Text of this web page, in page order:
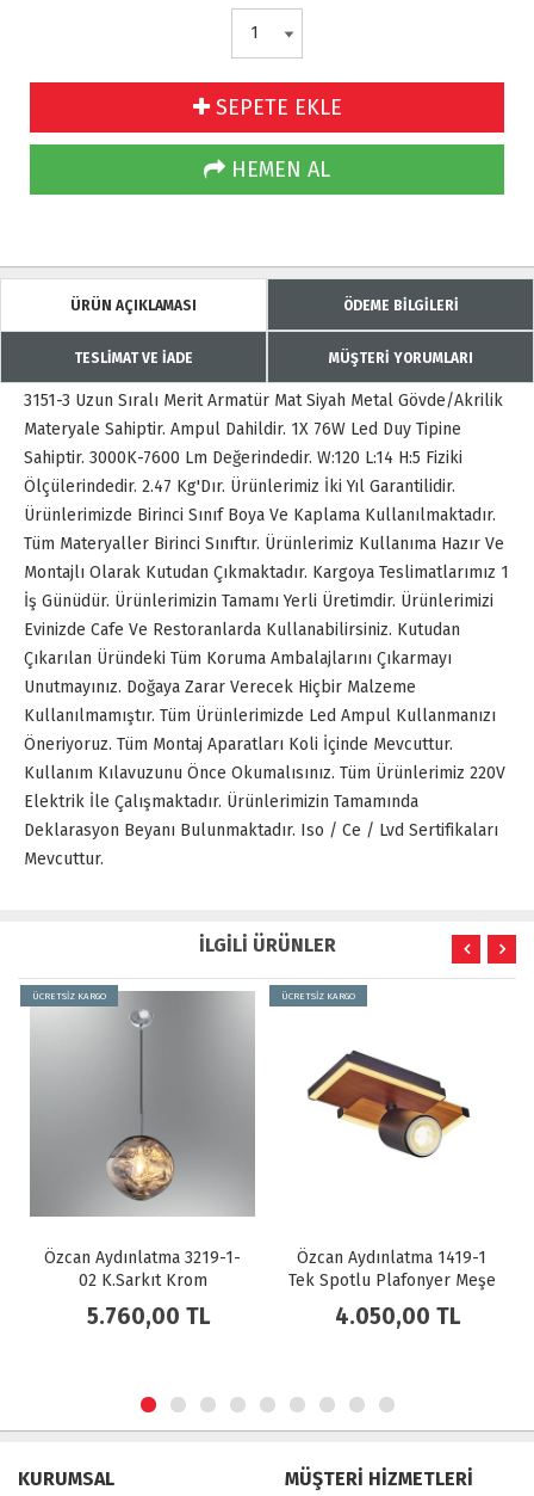
SEPETE EKLE
HEMEN AL
ÜRÜN AÇIKLAMASI ÖDEME BİLGİLERİ
TESLİMAT VE İADE MÜŞTERİ YORUMLARI
3151-3 Uzun Sıralı Merit Armatür Mat Siyah Metal Gövde/Akrilik
Materyale Sahiptir. Ampul Dahildir. 1X 76W Led Duy Tipine
Sahiptir. 3000K-7600 Lm Değerindedir. W:120 L:14 H:5 Fiziki
Ölçülerindedir. 2.47 Kg'Dır. Ürünlerimiz İki Yıl Garantilidir.
Ürünlerimizde Birinci Sınıf Boya Ve Kaplama Kullanılmaktadır.
Tüm Materyaller Birinci Sınıftır. Ürünlerimiz Kullanıma Hazır Ve
Montajlı Olarak Kutudan Çıkmaktadır. Kargoya Teslimatlarımız 1
İş Günüdür. Ürünlerimizin Tamamı Yerli Üretimdir. Ürünlerimizi
Evinizde Cafe Ve Restoranlarda Kullanabilirsiniz. Kutudan
Çıkarılan Üründeki Tüm Koruma Ambalajlarını Çıkarmayı
Unutmayınız. Doğaya Zarar Verecek Hiçbir Malzeme
Kullanılmamıştır. Tüm Ürünlerimizde Led Ampul Kullanmanızı
Öneriyoruz. Tüm Montaj Aparatları Koli İçinde Mevcuttur.
Kullanım Kılavuzunu Önce Okumalısınız. Tüm Ürünlerimiz 220V
Elektrik İle Çalışmaktadır. Ürünlerimizin Tamamında
Deklarasyon Beyanı Bulunmaktadır. Iso / Ce / Lvd Sertifikaları
Mevcuttur.
İLGİLİ ÜRÜNLER
ÜCRETSİZ KARGO
Özcan Aydınlatma 3219-1-
02 K.Sarkıt Krom
5.760,00 TL
ÜCRETSİZ KARGO
Özcan Aydınlatma 1419-1
Tek Spotlu Plafonyer Meşe
4.050,00 TL
KURUMSAL MÜŞTERİ HİZMETLERİ